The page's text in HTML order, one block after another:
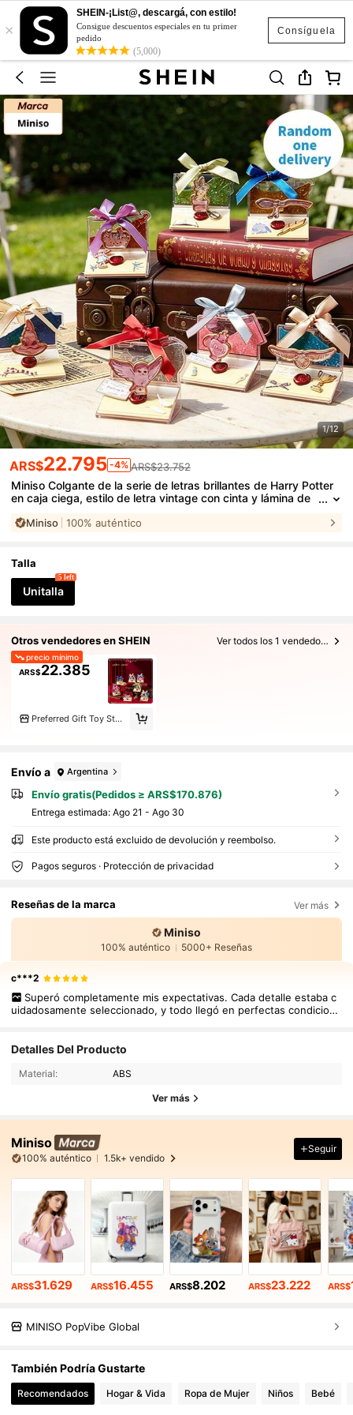
Consíguela
×
SHEIN-¡List@, descargá, con estilo!
Consigue descuentos especiales en tu primer
pedido
(5,000)
1/12
ARS$22.795 -4% ARS$23.752
Miniso Colgante de la serie de letras brillantes de Harry Potter
en caja ciega, estilo de letra vintage con cinta y lámina de
ásica, adecuada para colección y regalos de alta gama (1 piez
Miniso 100% auténtico
Talla
Unitalla
5 left
Otros vendedores en SHEIN Ver todos los 1 vendedores
precio mínimo
ARS$22.385
Preferred Gift Toy Store
Envío a Argentina
Envío gratis(Pedidos ≥ ARS$170.876)
Entrega estimada: Ago 21 - Ago 30
Este producto está excluido de devolución y reembolso.
Pagos seguros · Protección de privacidad
Reseñas de la marca Ver más
Miniso
100% auténtico 5000+ Reseñas
c***2
Superó completamente mis expectativas. Cada detalle estaba c
uidadosamente seleccionado, y todo llegó en perfectas condicion
ualquiera. ¡Sin duda volvería a pedir otra!
Detalles Del Producto
Material: ABS
Ver más
Miniso
100% auténtico 1.5k+ vendido
Seguir
ARS$31.629 ARS$16.455 ARS$8.202 ARS$23.222 ARS$
MINISO PopVibe Global
También Podría Gustarte
Recomendados Hogar & Vida Ropa de Mujer Niños Bebé